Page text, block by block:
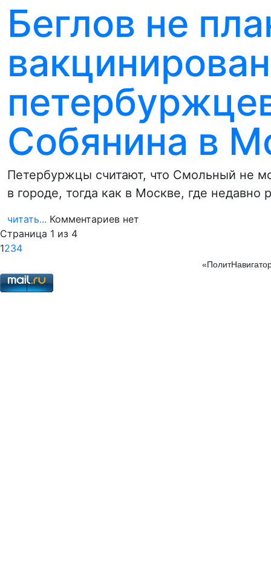
Беглов не
Собянина в
Петербуржцы считают, что Смольный не
в городе, тогда как в Москве, где недавно
читать... Комментариев нет
Страница 1 из 4
1234